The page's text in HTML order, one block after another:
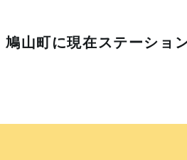
鳩山町に現在ステーショ